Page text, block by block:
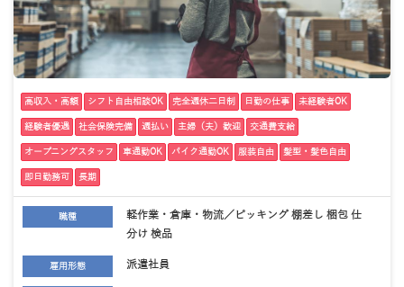
高収入・高額 シフト自由相談OK 完全週休二日制 日勤の仕事 未経験者OK
経験者優遇 社会保険完備 週払い 主婦（夫）歓迎 交通費支給
オープニングスタッフ 車通勤OK バイク通勤OK 服装自由 髪型・髪色自由
即日勤務可 長期
職種
軽作業・倉庫・物流／ピッキング 棚差し 梱包 仕
分け 検品
雇用形態 派遣社員